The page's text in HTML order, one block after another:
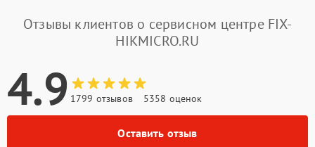
Отзывы клиентов о сервисном центре FIX-
HIKMICRO.RU
4.9 1799 отзывов 5358 оценок
Оставить отзыв